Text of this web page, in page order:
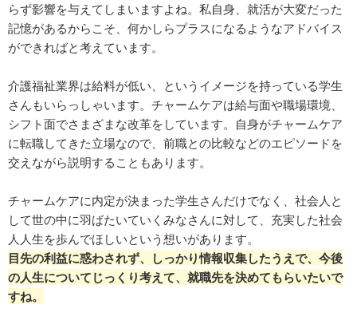
らず影響を与えてしまいますよね。私自身、就活が大変だった
記憶があるからこそ、何かしらプラスになるようなアドバイス
ができればと考えています。
介護福祉業界は給料が低い、というイメージを持っている学生
さんもいらっしゃいます。チャームケアは給与面や職場環境、
シフト面でさまざまな改革をしています。自身がチャームケア
に転職してきた立場なので、前職との比較などのエピソードを
交えながら説明することもあります。
チャームケアに内定が決まった学生さんだけでなく、社会人と
して世の中に羽ばたいていくみなさんに対して、充実した社会
人人生を歩んでほしいという想いがあります。
目先の利益に惑わされず、しっかり情報収集したうえで、今後
の人生についてじっくり考えて、就職先を決めてもらいたいで
すね。